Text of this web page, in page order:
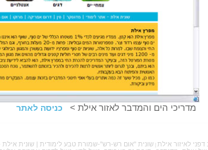
מדריכי הים והמדבר לאזור אילת > כניסה לאתר
לאיזור אילת שונית "אום רש-רש"-שמורת טבע לימודית | שונית אילת